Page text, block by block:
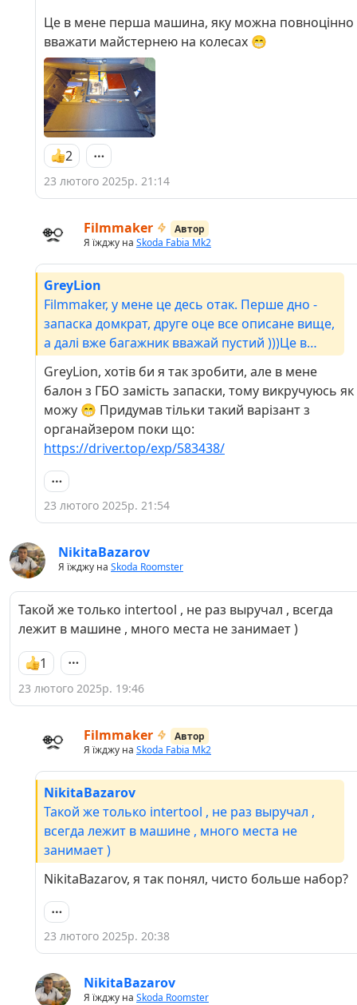
Це в мене перша машина, яку можна повноцінно
вважати майстернею на колесах 😁
2
23 лютого 2025р. 21:14
Filmmaker
Автор
Я їжджу на Skoda Fabia Mk2
GreyLion
Filmmaker, у мене це десь отак. Перше дно -
запаска домкрат, друге оце все описане вище,
а далі вже багажник вважай пустий )))Це в
мене перша машина, яку можна повноцінно
вважати майстернею на колесах 😁
GreyLion, хотів би я так зробити, але в мене
балон з ГБО замість запаски, тому викручуюсь як
можу 😁 Придумав тільки такий варізант з
органайзером поки що:
https://driver.top/exp/583438/
23 лютого 2025р. 21:54
NikitaBazarov
Я їжджу на Skoda Roomster
Такой же только intertool , не раз выручал , всегда
лежит в машине , много места не занимает )
1
23 лютого 2025р. 19:46
Filmmaker
Автор
Я їжджу на Skoda Fabia Mk2
NikitaBazarov
Такой же только intertool , не раз выручал ,
всегда лежит в машине , много места не
занимает )
NikitaBazarov, я так понял, чисто больше набор?
23 лютого 2025р. 20:38
NikitaBazarov
Я їжджу на Skoda Roomster